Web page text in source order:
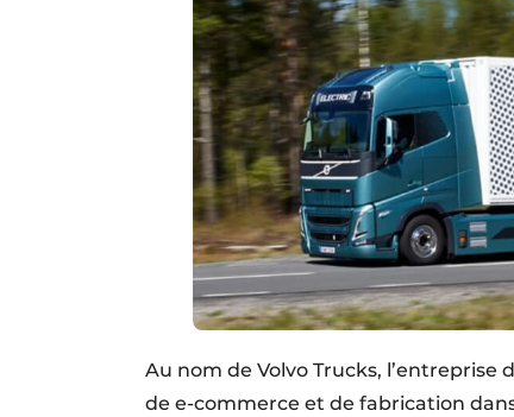
Au nom de Volvo Trucks,
de e-commerce et de fabrication